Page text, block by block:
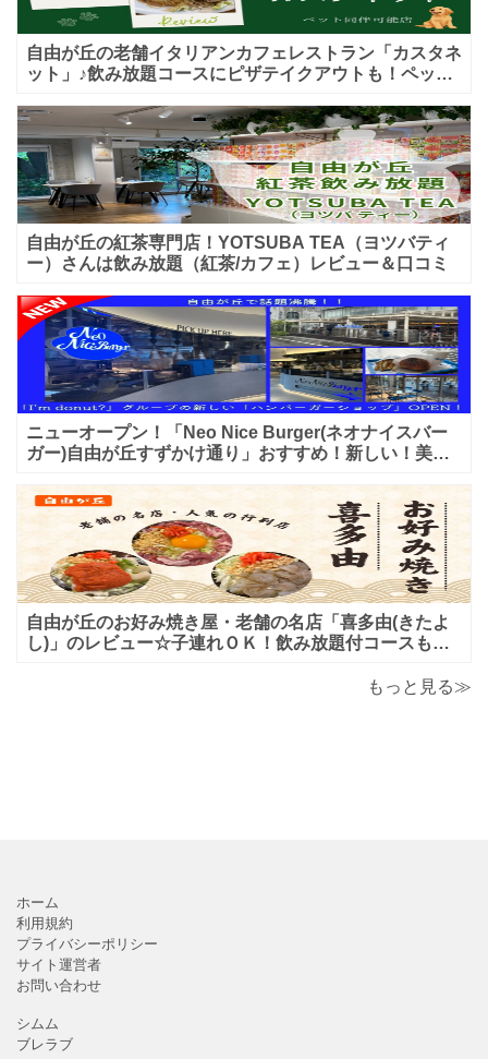
自由が丘の老舗イタリアンカフェレストラン「カスタネ
ット」♪飲み放題コースにピザテイクアウトも！ペット
自由が丘の紅茶専門店！YOTSUBA TEA（ヨツバティ
ー）さんは飲み放題（紅茶/カフェ）レビュー＆口コミ
ニューオープン！「Neo Nice Burger(ネオナイスバー
ガー)自由が丘すずかけ通り」おすすめ！新しい！美味
自由が丘のお好み焼き屋・老舗の名店「喜多由(きたよ
し)」のレビュー☆子連れＯＫ！飲み放題付コースも！
もっと見る≫
ホーム
利用規約
プライバシーポリシー
サイト運営者
お問い合わせ
シムム
ブレラブ